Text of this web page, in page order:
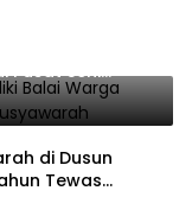
Timur Miliki
Pusat Seni
di Dusun
Tewas
Diburu Polisi